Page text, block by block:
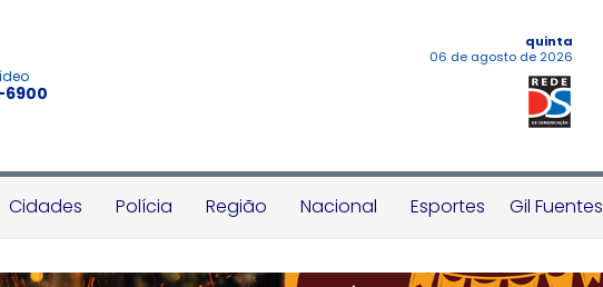
6900
quinta
06 de agosto de 2026
Cidades Polícia Região Nacional Esportes Gil Fuentes